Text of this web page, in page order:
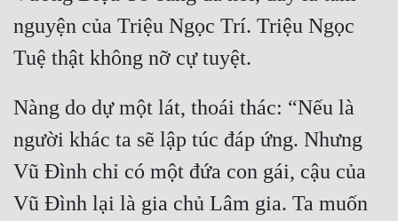
Dã Sử
Dị Năng
Gia Đấu
Góc Nhìn Nam
Góc Nhìn Nữ
nguyện của Triệu Ngọc Trí. Triệu Ngọc
Nàng do dự một lát, thoái thác: “Nếu là
người khác ta sẽ lập túc đáp ứng. Nhưng
Vũ Đình chỉ có một đứa con gái, cậu của
Vũ Đình lại là gia chủ Lâm gia. Ta muốn